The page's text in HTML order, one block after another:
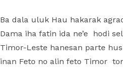
Ba dala uluk Hau hakarak
Dama iha fatin ida ne’e hodi
Timor-Leste hanesan parte
inan Feto no alin feto Timor